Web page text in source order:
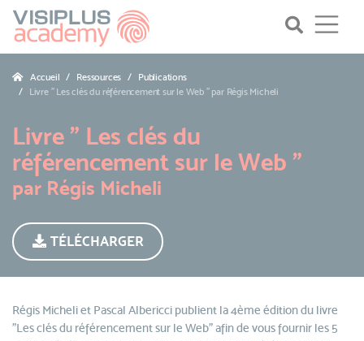
Accueil Ressources
Publications
Livre " Les clés du référencement sur le Web " par Régis Micheli
Livre " Les clés du
référencement sur le Web "
par Régis Micheli
TÉLÉCHARGER
Régis Micheli et Pascal Albericci publient la 4ème édition du livre
"Les clés du référencement sur le Web" afin de vous fournir les 5